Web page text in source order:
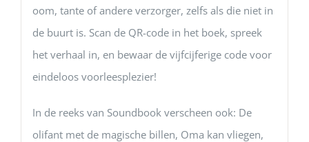
oom, tante of andere verzorger, zelfs als die niet in
de buurt is. Scan de QR-code in het boek, spreek
het verhaal in, en bewaar de vijfcijferige code voor
eindeloos voorleesplezier!
In de reeks van Soundbook verscheen ook: De
olifant met de magische billen, Oma kan vliegen,